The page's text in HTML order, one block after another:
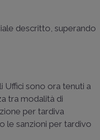
descritto, superando
Uffici sono ora tenuti a
tra modalità di
per tardiva
le sanzioni per tardivo